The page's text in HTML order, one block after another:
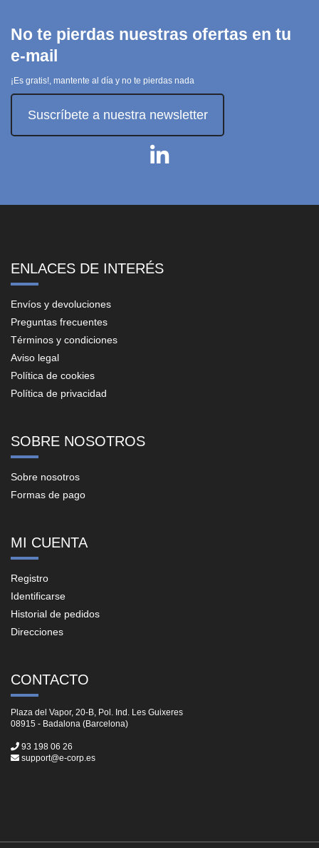
No te pierdas nuestras ofertas en tu
e-mail
¡Es gratis!, mantente al día y no te pierdas nada
Suscríbete a nuestra newsletter
ENLACES DE INTERÉS
Envíos y devoluciones
Preguntas frecuentes
Términos y condiciones
Aviso legal
Política de cookies
Política de privacidad
SOBRE NOSOTROS
Sobre nosotros
Formas de pago
MI CUENTA
Registro
Identificarse
Historial de pedidos
Direcciones
CONTACTO
Plaza del Vapor, 20-B, Pol. Ind. Les Guixeres
08915 - Badalona (Barcelona)
93 198 06 26
support@e-corp.es